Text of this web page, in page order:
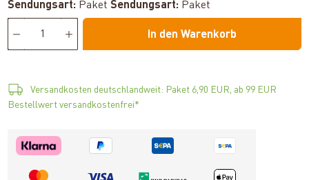
Sendungsart: PaketSendungsart: Paket
In den Warenkorb
Versandkosten deutschlandweit: Paket 6,90 EUR, ab 99 EUR
Bestellwert versandkostenfrei*